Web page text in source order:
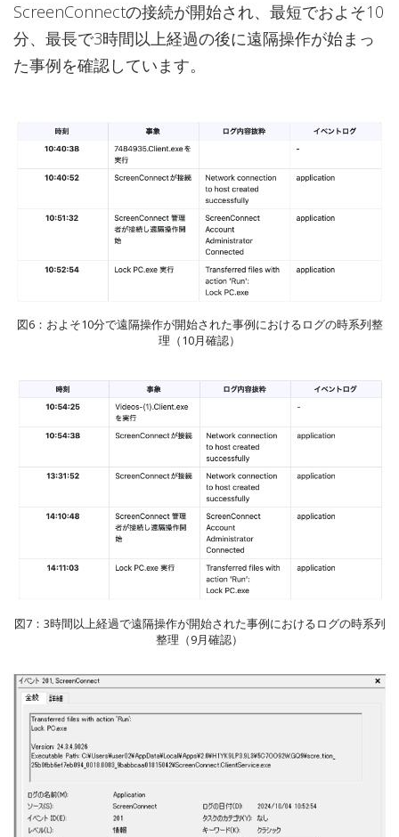
ScreenConnectの接続が開始され、最短でおよそ10
分、最長で3時間以上経過の後に遠隔操作が始まっ
た事例を確認しています。
図6：およそ10分で遠隔操作が開始された事例におけるログの時系列整
理（10月確認）
図7：3時間以上経過で遠隔操作が開始された事例におけるログの時系列
整理（9月確認）